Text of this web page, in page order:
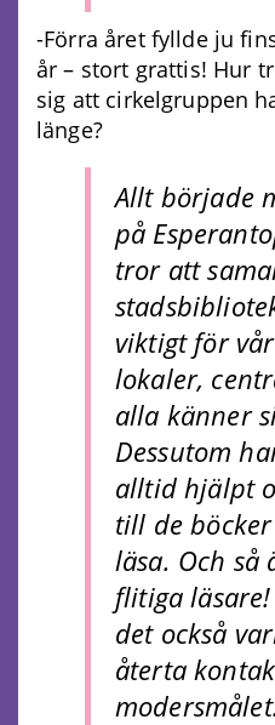
-Förra året fyllde ju
år – stort grattis! Hur
sig att cirkelgruppen
länge?
Allt började
på
tror att
viktigt för
lokaler,
alla känner
Dessutom
alltid hjälpt
till de
läsa. Och
flitiga
det också
återta
modersmålet.